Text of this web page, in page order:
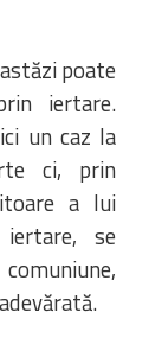
poate
iertare.
un caz la
ci, prin
a lui
se